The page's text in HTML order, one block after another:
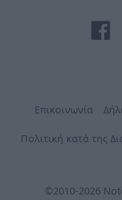
Επικοινωνία
Πολιτική κατά της
©2010-2026